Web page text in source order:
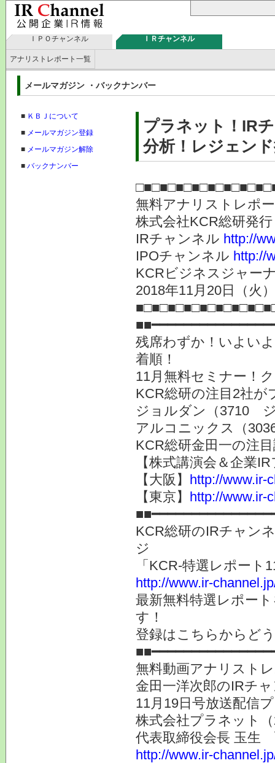
ＩＰＯチャンネル ＩＲチャンネル
アナリストレポート一覧
メールマガジン ・バックナンバー
■ ＫＢＪについて
■ メールマガジン登録
■ メールマガジン解除
■ バックナンバー
プラネット！IR
分析！レジェン
無料アナリストレポ
株式会社
IRチャンネル http://
IPOチャンネル http://
KCRビジネスジャー
2018年11月20日
残席わずか！いよい
着順！
11月無料セミナー！
KCR総研の注目2社が
ジョルダン（3710
アルコニックス（
KCR総研金田一の注
【株式講演会＆企業
【大阪】 http://www.ir-
【東京】 http://www.ir-
KCR総研のIRチャン
ジ
「KCR-特選レポート
http://www.ir-
最新無料特選レポー
す！
登録はこちらからど
無料動画アナリスト
金田一洋次郎のIRチ
11月19日号放送配信
株式会社プラネット
代表取締役会長 玉生
http://www.ir-